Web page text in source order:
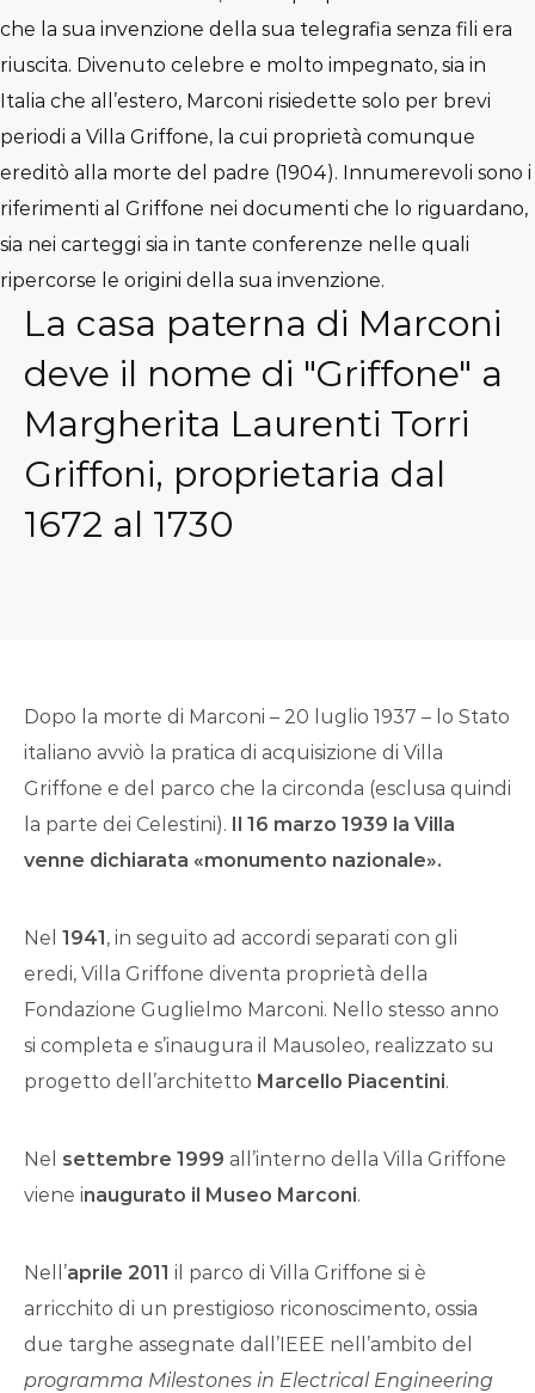
che la sua invenzione della sua telegrafia senza fili era
riuscita. Divenuto celebre e molto impegnato, sia in
Italia che all’estero, Marconi risiedette solo per brevi
periodi a Villa Griffone, la cui proprietà comunque
ereditò alla morte del padre (1904). Innumerevoli sono i
riferimenti al Griffone nei documenti che lo riguardano,
sia nei carteggi sia in tante conferenze nelle quali
ripercorse le origini della sua invenzione.
La casa paterna di Marconi
deve il nome di "Griffone" a
Margherita Laurenti Torri
Griffoni, proprietaria dal
1672 al 1730
Dopo la morte di Marconi – 20 luglio 1937 – lo Stato
italiano avviò la pratica di acquisizione di Villa
Griffone e del parco che la circonda (esclusa quindi
la parte dei Celestini). Il 16 marzo 1939 la Villa
venne dichiarata «monumento nazionale».
Nel 1941, in seguito ad accordi separati con gli
eredi, Villa Griffone diventa proprietà della
Fondazione Guglielmo Marconi. Nello stesso anno
si completa e s’inaugura il Mausoleo, realizzato su
progetto dell’architetto Marcello Piacentini.
Nel settembre 1999 all’interno della Villa Griffone
viene inaugurato il Museo Marconi.
Nell’aprile 2011 il parco di Villa Griffone si è
arricchito di un prestigioso riconoscimento, ossia
due targhe assegnate dall’IEEE nell’ambito del
programma Milestones in Electrical Engineering